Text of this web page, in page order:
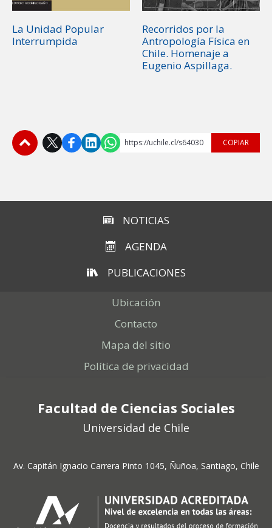
La Unidad Popular
Interrumpida
Recorridos por la
Antropología Física en
Chile. Homenaje a
Eugenio Aspillaga.
https://uchile.cl/s64030 COPIAR
NOTICIAS
AGENDA
PUBLICACIONES
Ubicación
Contacto
Mapa del sitio
Política de privacidad
Facultad de Ciencias Sociales
Universidad de Chile
Av. Capitán Ignacio Carrera Pinto 1045, Ñuñoa, Santiago, Chile